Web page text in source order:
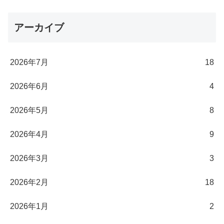
アーカイブ
2026年7月 18
2026年6月 4
2026年5月 8
2026年4月 9
2026年3月 3
2026年2月 18
2026年1月 2